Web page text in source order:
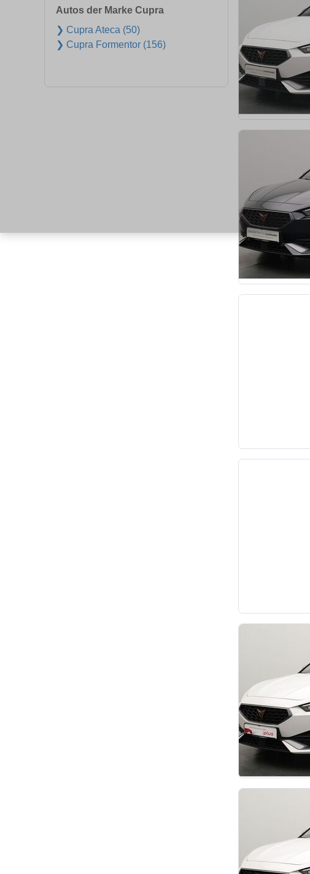
Autos der Marke Cupra
❯ Cupra Ateca (50)
❯ Cupra Formentor (156)